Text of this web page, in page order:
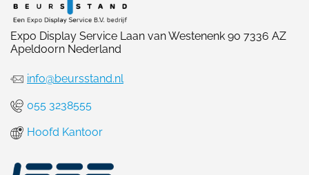
Expo Display Service Laan van Westenenk 90 7336 AZ
Apeldoorn Nederland
info@beursstand.nl
055 3238555
Hoofd Kantoor